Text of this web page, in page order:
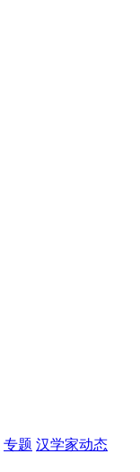
专题 汉学家动态